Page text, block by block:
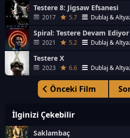
Testere 8: Jigsaw Efsanesi
2017 5.7 Dublaj &
Spiral: Testere Devam Ediyor
2021 5.2 Dublaj &
Testere X
2023 6.6 Dublaj &
Önceki Film
İlginizi Çekebilir
Saklambaç